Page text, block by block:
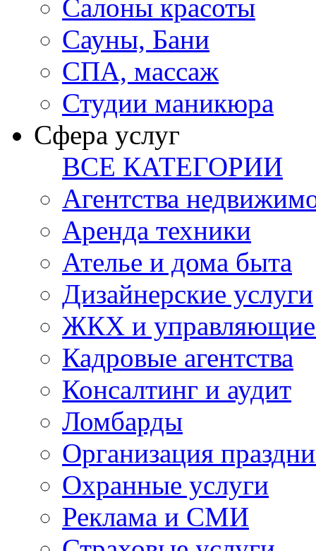
Салоны красоты
Сауны, Бани
СПА, массаж
Студии маникюра
Сфера услуг
ВСЕ КАТЕГОРИИ
Агентства
Аренда техники
Ателье и дома быта
Дизайнерские услуги
ЖКХ и управляющие
Кадровые агентства
Консалтинг и аудит
Ломбарды
Организация
Охранные услуги
Реклама и СМИ